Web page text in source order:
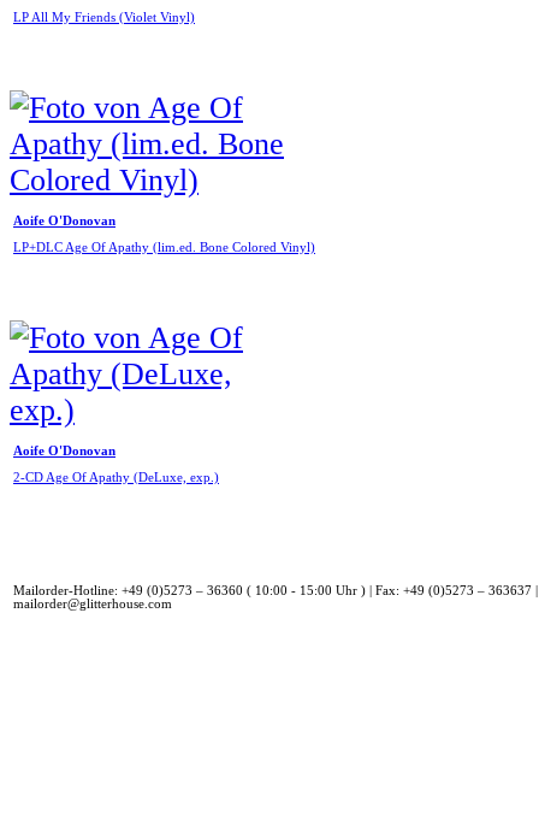
LP All My Friends (Violet Vinyl)
Aoife O'Donovan
LP+DLC Age Of Apathy (lim.ed. Bone Colored Vinyl)
Aoife O'Donovan
2-CD Age Of Apathy (DeLuxe, exp.)
Mailorder-Hotline: +49 (0)5273 – 36360 ( 10:00 - 15:00 Uhr ) | Fax: +49 (0)5273 – 363637
mailorder@glitterhouse.com